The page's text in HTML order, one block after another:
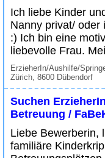
Ich liebe Kinder
Nanny privat/ oder
:) Ich bin eine
liebevolle Frau.
ErzieherIn/Aushilfe/
Zürich, 8600 Dübendorf
Suchen
Betreuung /
Liebe Bewerberin,
familiäre